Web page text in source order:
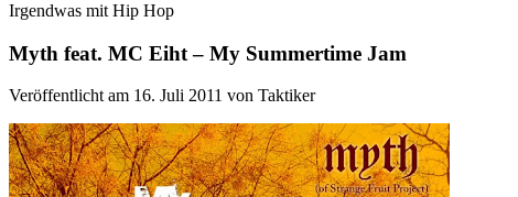
Irgendwas mit Hip Hop
Myth feat. MC Eiht – My Summertime Jam
Veröffentlicht am 16. Juli 2011 von Taktiker